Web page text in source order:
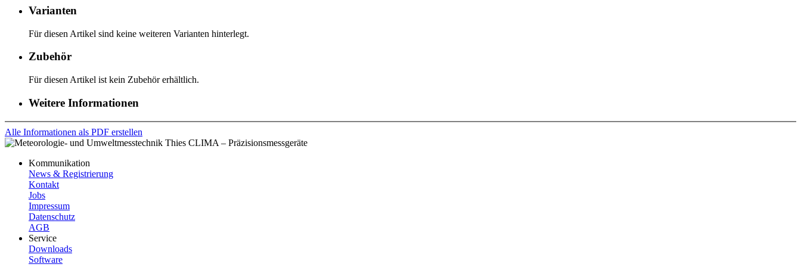
Varianten
Für diesen Artikel sind keine weiteren Varianten hinterlegt.
Zubehör
Für diesen Artikel ist kein Zubehör erhältlich.
Weitere Informationen
Alle Informationen als PDF erstellen
Kommunikation
News & Registrierung
Kontakt
Jobs
Impressum
Datenschutz
AGB
Service
Downloads
Software